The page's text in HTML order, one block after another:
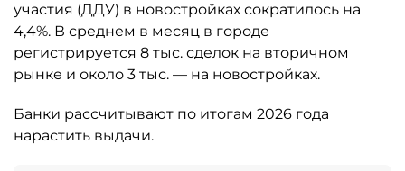
участия (ДДУ) в новостройках сократилось на
4,4%. В среднем в месяц в городе
регистрируется 8 тыс. сделок на вторичном
рынке и около 3 тыс. — на новостройках.
Банки рассчитывают по итогам 2026 года
нарастить выдачи.